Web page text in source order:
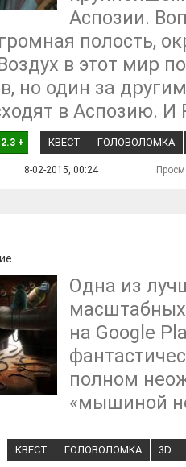
Аспозии.
полость,
в этот мир
но один за
в Аспозию. И
2.3 + КВЕСТ ГОЛОВОЛОМКА
8-02-2015, 00:24
Одна из
на Google
полном
«мышиной
КВЕСТ ГОЛОВОЛОМКА 3D